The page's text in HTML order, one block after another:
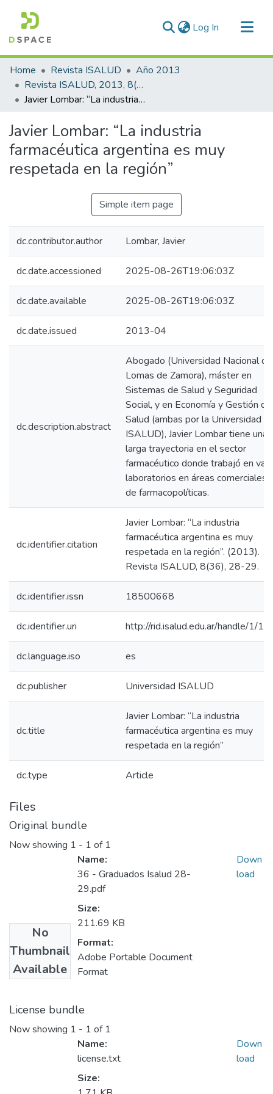
Log In (current)
Communities & Collections
All of DSpace
Statistics
Home Revista ISALUD
Año 2013
Revista ISALUD, 2013, 8(36)
Javier Lombar: “La industria farmacéutica argentina es muy respetada en la región”
Javier Lombar: “La industria
farmacéutica argentina es muy
respetada en la región”
Simple item page
dc.contributor.author Lombar, Javier
dc.date.accessioned 2025-08-26T19:06:03Z
dc.date.available 2025-08-26T19:06:03Z
dc.date.issued 2013-04
dc.description.abstract
Abogado (Universidad Nacional de
Lomas de Zamora), máster en
Sistemas de Salud y Seguridad
Social, y en Economía y Gestión
Salud (ambas por la Universidad
ISALUD), Javier Lombar tiene una
larga trayectoria en el sector
farmacéutico donde trabajó en
laboratorios en áreas comerciales
de farmacopolíticas.
dc.identifier.citation
Javier Lombar: “La industria
farmacéutica argentina es muy
respetada en la región”. (2013).
Revista ISALUD, 8(36), 28-29.
dc.identifier.issn 18500668
dc.identifier.uri http://rid.isalud.edu.ar/handle/1/
dc.language.iso es
dc.publisher Universidad ISALUD
dc.title
Javier Lombar: “La industria
farmacéutica argentina es muy
respetada en la región”
dc.type Article
Files
Original bundle
Now showing 1 - 1 of 1
No
Thumbnail
Available
Name:
36 - Graduados Isalud 28-
29.pdf
Size:
211.69 KB
Format:
Adobe Portable Document
Format
Down
load
License bundle
Now showing 1 - 1 of 1
Name:
license.txt
Size:
Down
load